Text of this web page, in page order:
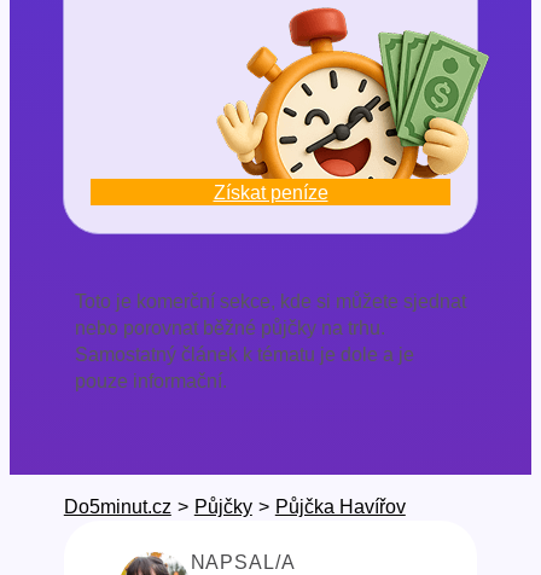
Získat peníze
Toto je komerční sekce, kde si můžete sjednat
nebo porovnat běžné půjčky na trhu.
Samostatný článek k tématu je dole a je
pouze informační.
Do5minut.cz > Půjčky > Půjčka Havířov
NAPSAL/A